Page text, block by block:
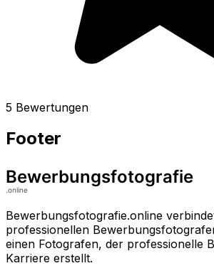
5 Bewertungen
Footer
Bewerbungsfotografie.online
professionellen
einen Fotografen, der professionelle
Karriere erstellt.